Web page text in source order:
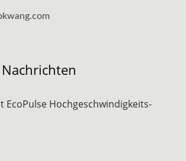
EcoPulse Hochgeschwindigkeits-